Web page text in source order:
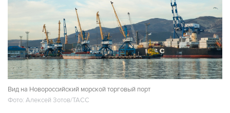
Вид на Новороссийский морской торговый порт
Фото: Алексей Зотов/ТАСС